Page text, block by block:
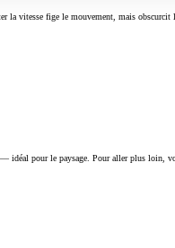
la vitesse fige le mouvement, mais
idéal pour le paysage. Pour aller plus loin,